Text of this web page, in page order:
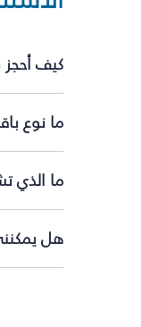
كيف
ما نوع
ما الذي
هل